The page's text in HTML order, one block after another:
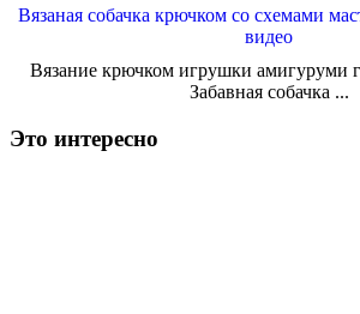
Вязаная собачка крючком со схемами
видео
Вязание крючком игрушки амигуруми
Забавная собачка ...
Это интересно